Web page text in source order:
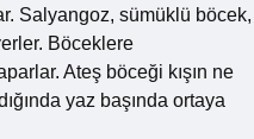
Salyangoz, sümüklü böcek,
Böceklere
Ateş böceği kışın ne
yaz başında ortaya